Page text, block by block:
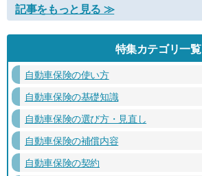
記事をもっと見る ≫
特集カテゴリ一覧
自動車保険の使い方
自動車保険の基礎知識
自動車保険の選び方・見直し
自動車保険の補償内容
自動車保険の契約